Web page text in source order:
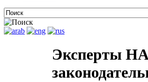
Эксперты